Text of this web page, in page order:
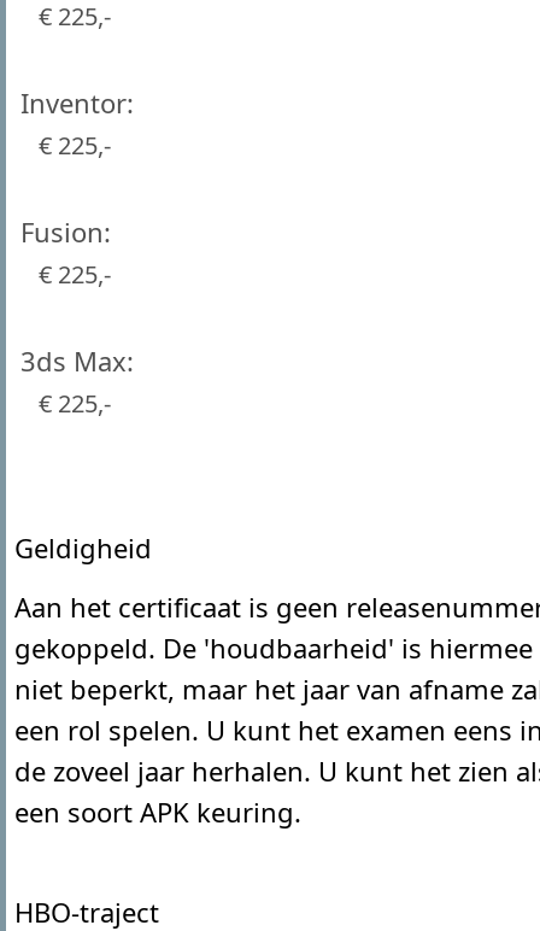
€ 225,-
Inventor
€ 225,-
Fusion
€ 225,-
3ds Max
€ 225,-
Geldigheid
Aan het certificaat is geen
gekoppeld. De 'houdbaarheid' is hiermee
niet beperkt, maar het jaar van afname
een rol spelen. U kunt het examen eens
de zoveel jaar herhalen. U kunt het zien
een soort APK keuring.
HBO-traject